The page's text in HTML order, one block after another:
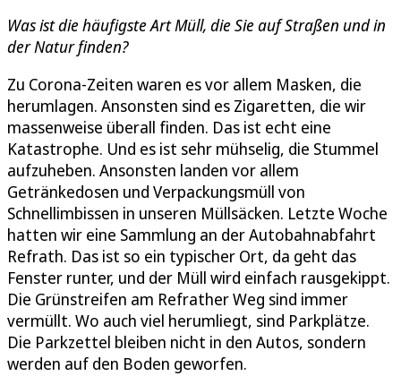
Was ist die häufigste Art Müll, die Sie auf Straßen und in
der Natur finden?
Zu Corona-Zeiten waren es vor allem Masken, die
herumlagen. Ansonsten sind es Zigaretten, die wir
massenweise überall finden. Das ist echt eine
Katastrophe. Und es ist sehr mühselig, die Stummel
aufzuheben. Ansonsten landen vor allem
Getränkedosen und Verpackungsmüll von
Schnellimbissen in unseren Müllsäcken. Letzte Woche
hatten wir eine Sammlung an der Autobahnabfahrt
Refrath. Das ist so ein typischer Ort, da geht das
Fenster runter, und der Müll wird einfach rausgekippt.
Die Grünstreifen am Refrather Weg sind immer
vermüllt. Wo auch viel herumliegt, sind Parkplätze.
Die Parkzettel bleiben nicht in den Autos, sondern
werden auf den Boden geworfen.